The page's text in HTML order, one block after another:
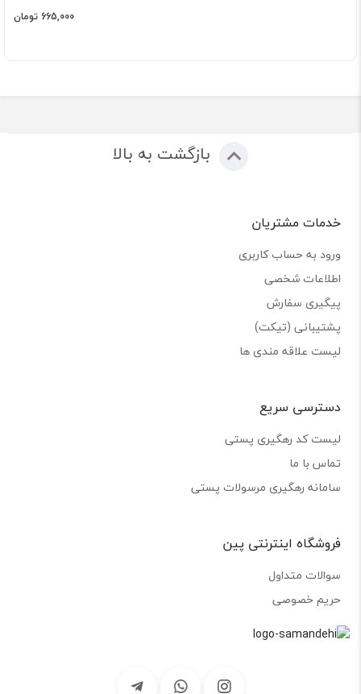
665,000 تومان
بازگشت به بالا
خدمات مشتریان
ورود به حساب کاربری
اطلاعات شخصی
پیگیری سفارش
پشتیبانی (تیکت)
لیست علاقه مندی ها
دسترسی سریع
لیست کد رهگیری پستی
تماس با ما
سامانه رهگیری مرسولات پستی
فروشگاه اینترنتی پین
سوالات متداول
حریم خصوصی